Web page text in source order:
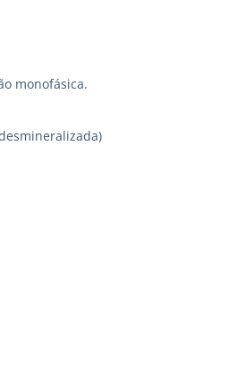
monofásica.